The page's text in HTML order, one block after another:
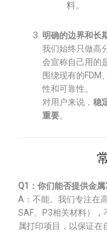
料。
明确的边界和长
我们始终只做高
会宣称自己用的
围绕现有的FDM
性和可靠性。
对用户来说， 稳
重要。
Q1：你们能否提供金属
A：不能。我们专注在
SAF、P3相关材料），
属打印项目，以保证在